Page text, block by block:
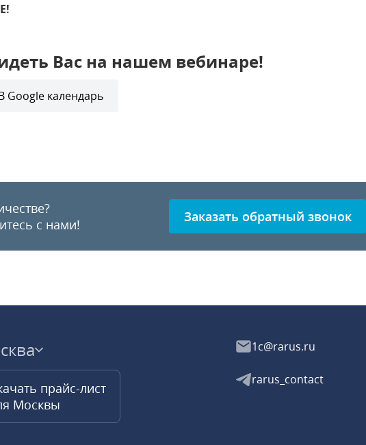
Вас на нашем вебинаре!
Google календарь
с нами! Заказать обратный звонок
прайс-лист
Москвы
1c@rarus.ru
rarus_contact